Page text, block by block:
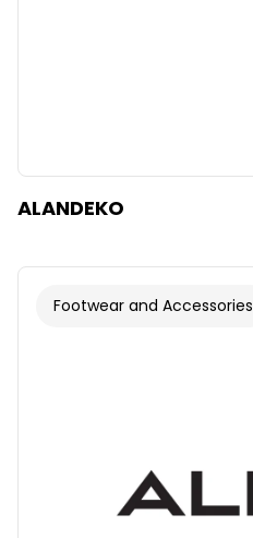
ALANDEKO
Footwear and Accessories